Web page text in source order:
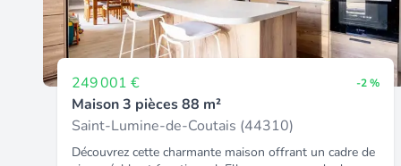
Ne manquez pas cette opportunité unique de créer la
maison de vos rêves. Contactez-nous dès aujourd'hui
pour plus d'informations ou pour planifier une visite.
Référence agence : 3581.
249 001 € -2 %
Maison 3 pièces 88 m²
Saint-Lumine-de-Coutais (44310)
Découvrez cette charmante maison offrant un cadre de